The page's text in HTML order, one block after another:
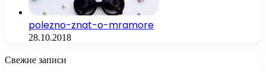
polezno-znat-o-mramore
28.10.2018
Свежие записи